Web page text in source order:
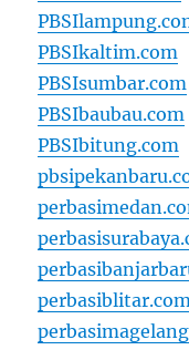
PBSIkaltim.com
PBSIsumbar.com
PBSIbaubau.com
PBSIbitung.com